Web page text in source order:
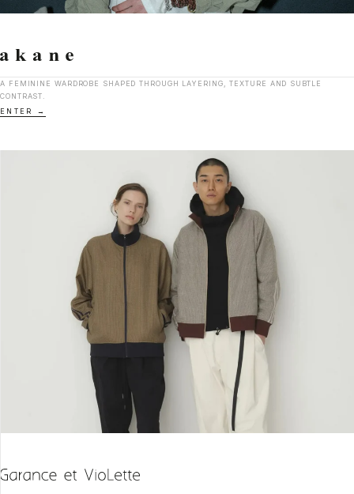
A FEMININE WARDROBE SHAPED THROUGH LAYERING, TEXTURE AND SUBTLE
CONTRAST.
ENTER